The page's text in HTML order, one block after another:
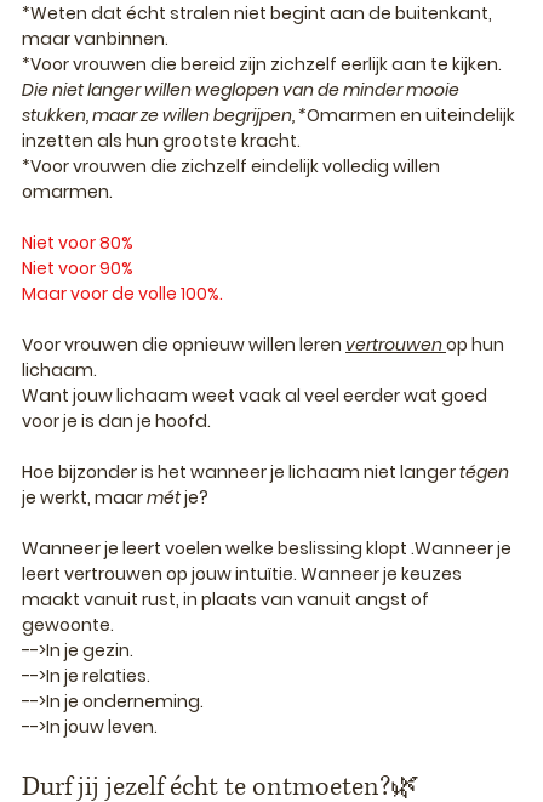
*Weten dat écht stralen niet begint aan de buitenkant,
maar vanbinnen.
*Voor vrouwen die bereid zijn zichzelf eerlijk aan te kijken.
Die niet langer willen weglopen van de minder mooie
stukken, maar ze willen begrijpen, *Omarmen en uiteindelijk
inzetten als hun grootste kracht.
*Voor vrouwen die zichzelf eindelijk volledig willen
omarmen.
Niet voor 80%
Niet voor 90%
Maar voor de volle 100%.
Voor vrouwen die opnieuw willen leren vertrouwen op hun
lichaam.
Want jouw lichaam weet vaak al veel eerder wat goed
voor je is dan je hoofd.
Hoe bijzonder is het wanneer je lichaam niet langer tégen
je werkt, maar mét je?
Wanneer je leert voelen welke beslissing klopt .Wanneer je
leert vertrouwen op jouw intuïtie. Wanneer je keuzes
maakt vanuit rust, in plaats van vanuit angst of
gewoonte.
-->In je gezin.
-->In je relaties.
-->In je onderneming.
-->In jouw leven.
Durf jij jezelf écht te ontmoeten?🌿